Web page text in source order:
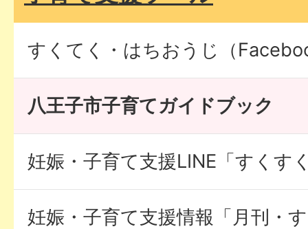
すくてく・はちおうじ（
八王子市子育てガイドブック
妊娠・子育て支援LINE「すくす
妊娠・子育て支援情報「月刊・